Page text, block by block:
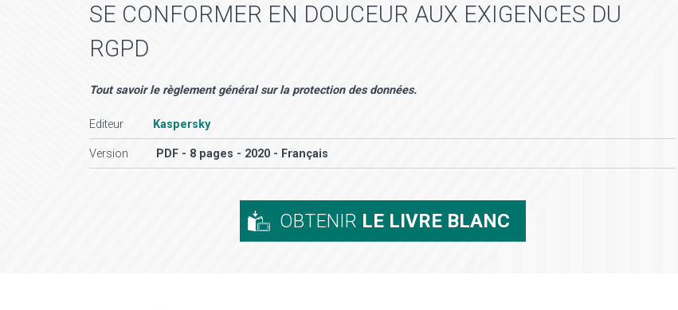
SE CONFORMER EN DOUCEUR AUX EXIGENCES DU
RGPD
Tout savoir le règlement général sur la protection des données.
Editeur Kaspersky
Version PDF - 8 pages - 2020 - Français
OBTENIR LE LIVRE BLANC